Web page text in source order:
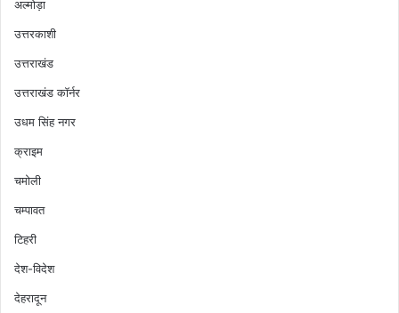
अल्मोड़ा
उत्तरकाशी
उत्तराखंड
उत्तराखंड कॉर्नर
उधम सिंह नगर
क्राइम
चमोली
चम्पावत
टिहरी
देश-विदेश
देहरादून